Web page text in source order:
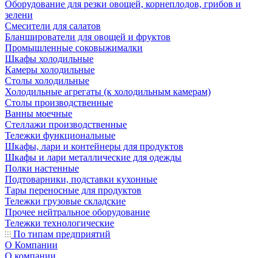
Оборудование для резки овощей, корнеплодов, грибов и
зелени
Смесители для салатов
Бланширователи для овощей и фруктов
Промышленные соковыжималки
Шкафы холодильные
Камеры холодильные
Столы холодильные
Холодильные агрегаты (к холодильным камерам)
Столы производственные
Ванны моечные
Стеллажи производственные
Тележки функциональные
Шкафы, лари и контейнеры для продуктов
Шкафы и лари металлические для одежды
Полки настенные
Подтоварники, подставки кухонные
Тары переносные для продуктов
Тележки грузовые складские
Прочее нейтральное оборудование
Тележки технологические
По типам предприятий
О Компании
О компании